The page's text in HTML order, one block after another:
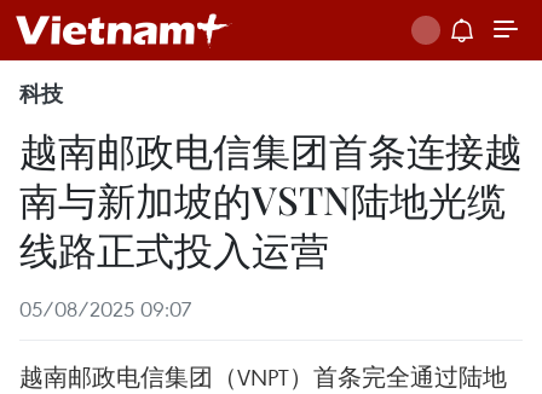
科技
越南邮政电信集团首条连接越
南与新加坡的VSTN陆地光缆
线路正式投入运营
05/08/2025 09:07
越南邮政电信集团（VNPT）首条完全通过陆地